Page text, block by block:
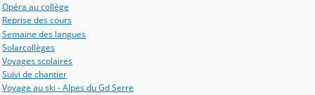
Opéra au collège
Reprise des cours
Semaine des langues
Solarcollèges
Voyages scolaires
Suivi de chantier
Voyage au ski - Alpes du Gd Serre